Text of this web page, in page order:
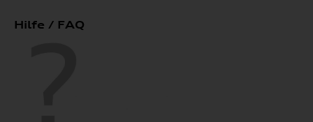
Hilfe / FAQ